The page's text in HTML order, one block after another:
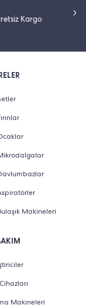
düzeltici,
gibi
olarak
de
yelpazesi
seti markaları
7000 serisi gibi
kendine
Saç,
başlıkları
Kargo
Makineleri
Makineleri